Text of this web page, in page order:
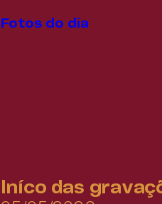
Fotos do dia
Iníco das